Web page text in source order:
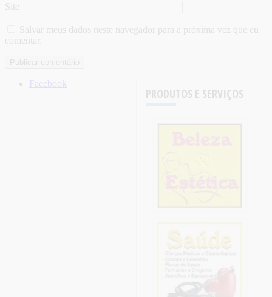
Site
Salvar meus dados neste navegador para a próxima vez que eu
comentar.
PRODUTOS E SERVIÇOS
Facebook